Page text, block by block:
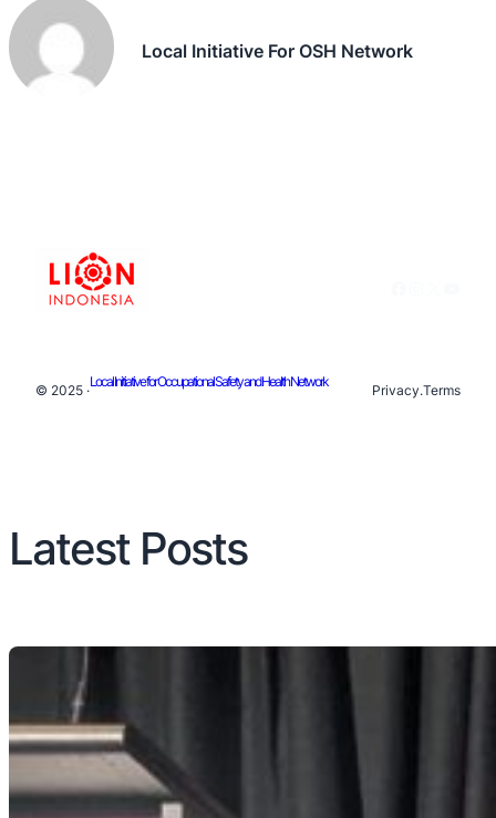
Local Initiative For OSH Network
© 2025 ·
Local Initiative for Occupational Safety and Health Network
Privacy.Terms
Latest Posts